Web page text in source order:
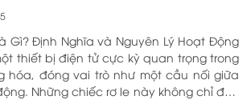
Hoạt Động
thiết bị điện tử cực kỳ quan trọng trong
hóa, đóng vai trò như một cầu nối giữa
Những chiếc rơ le này không chỉ đơn